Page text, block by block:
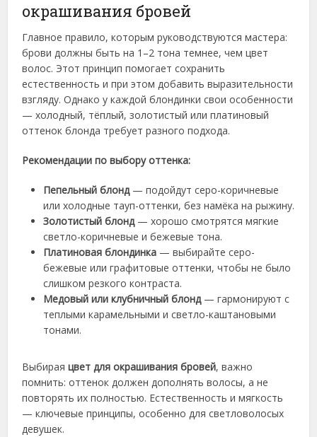
окрашивания бровей
Главное правило, которым руководствуются мастера:
брови должны быть на 1–2 тона темнее, чем цвет
волос. Этот принцип помогает сохранить
естественность и при этом добавить выразительности
взгляду. Однако у каждой блондинки свои особенности
— холодный, тёплый, золотистый или платиновый
оттенок блонда требует разного подхода.
Рекомендации по выбору оттенка:
Пепельный блонд— подойдут серо-коричневые
или холодные тауп-оттенки, без намёка на рыжину.
Золотистый блонд— хорошо смотрятся мягкие
светло-коричневые и бежевые тона.
Платиновая блондинка — выбирайте серо-
бежевые или графитовые оттенки, чтобы не было
слишком резкого контраста.
Медовый или клубничный блонд— гармонируют с
теплыми карамельными и светло-каштановыми
тонами.
Выбираяцвет для окрашивания бровей, важно
помнить: оттенок должен дополнять волосы, а не
повторять их полностью. Естественность и мягкость
— ключевые принципы, особенно для светловолосых
девушек.